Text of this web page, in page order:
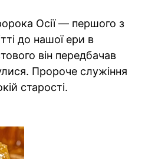
Осії — першого з
до нашої ери в
він передбачав
Пророче служіння
старості.